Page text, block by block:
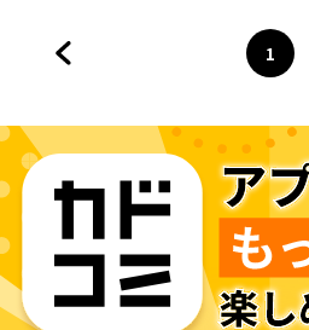
ページ
1
へ